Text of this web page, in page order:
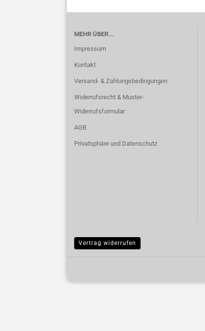
MEHR ÜBER...
Impressum
Kontakt
Versand- & Zahlungsbedingungen
Widerrufsrecht & Muster-
Widerrufsformular
AGB
Privatsphäre und Datenschutz
Vertrag widerrufen